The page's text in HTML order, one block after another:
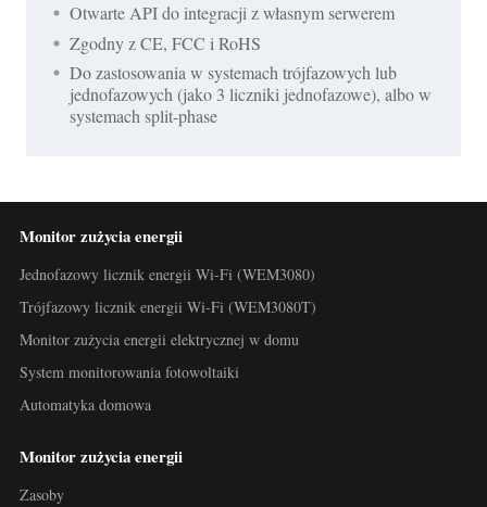
Otwarte API do integracji z własnym serwerem
Zgodny z CE, FCC i RoHS
Do zastosowania w systemach trójfazowych lub
jednofazowych (jako 3 liczniki jednofazowe), albo w
systemach split-phase
Monitor zużycia energii
Jednofazowy licznik energii Wi-Fi (WEM3080)
Trójfazowy licznik energii Wi-Fi (WEM3080T)
Monitor zużycia energii elektrycznej w domu
System monitorowania fotowoltaiki
Automatyka domowa
Monitor zużycia energii
Zasoby